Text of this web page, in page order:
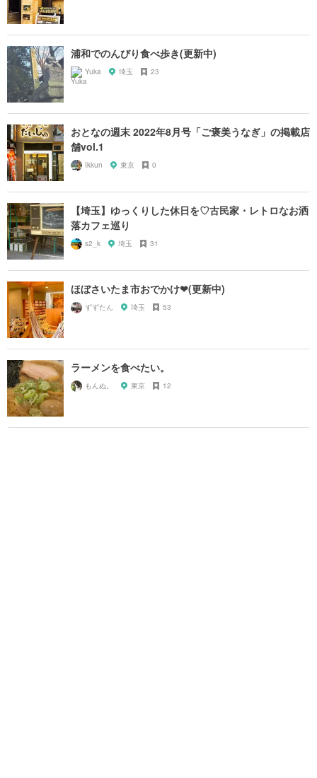
浦和でのんびり食べ歩き(更新中)
Yuka 埼玉 23
おとなの週末 2022年8月号「ご褒美うなぎ」の掲載店
舗vol.1
Ikkun 東京 0
【埼玉】ゆっくりした休日を♡古民家・レトロなお洒
落カフェ巡り
s2_k 埼玉 31
ほぼさいたま市おでかけ❤︎(更新中)
ずずたん 埼玉 53
ラーメンを食べたい。
もんぬ。 東京 12